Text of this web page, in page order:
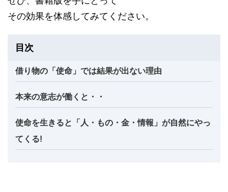
その効果を体感してみてください。
目次
借り物の「使命」では結果が出ない理由
本来の意志が働くと・・
使命を生きると「人・もの・金・情報」が自然にやっ
てくる!